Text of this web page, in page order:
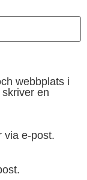
webbplats i
en
via e-post.